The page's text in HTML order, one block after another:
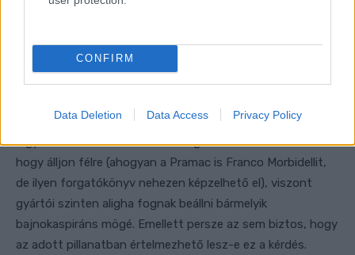
CONFIRM
Data Deletion Data Access Privacy Policy
Pontosabban csapatutasítást éppen még lehetne, hiszen
a gyári Ducati adott esetben megkérheti Enea Bastianinit,
hogy álljon félre (ahogyan a Pramac is Franco Morbidellit,
de ilyen forgatókönyv nehezen képzelhető el), viszont
gyártói szinten aligha fognak beállni bármelyik
bajnokaspiráns mögé. Emellett persze az sem biztos, hogy
az adott pillanatban értelmezhető lesz-e ez a kérdés.